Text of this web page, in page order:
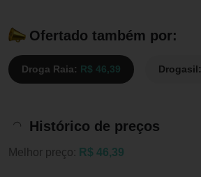
Ofertado também por:
Droga Raia: R$ 46,39 Drogasil:
Histórico de preços
Melhor preço: R$ 46,39